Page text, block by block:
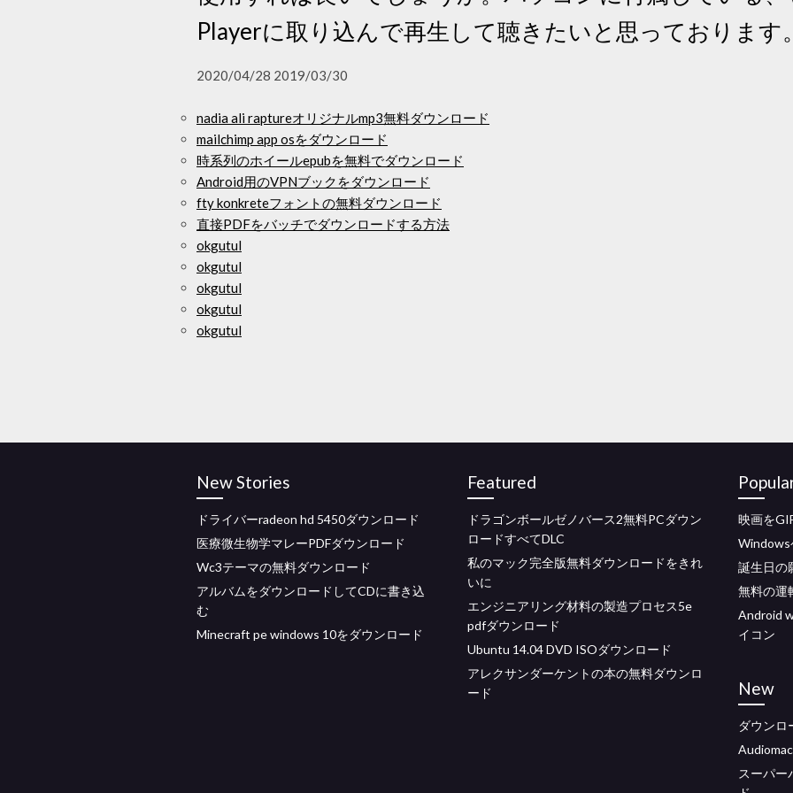
Playerに取り込んで再生して聴きたいと思っております
2020/04/28 2019/03/30
nadia ali raptureオリジナルmp3無料ダウンロード
mailchimp app osをダウンロード
時系列のホイールepubを無料でダウンロード
Android用のVPNブックをダウンロード
fty konkreteフォントの無料ダウンロード
直接PDFをバッチでダウンロードする方法
okgutul
okgutul
okgutul
okgutul
okgutul
New Stories
ドライバーradeon hd 5450ダウンロード
医療微生物学マレーPDFダウンロード
Wc3テーマの無料ダウンロード
アルバムをダウンロードしてCDに書き込
む
Minecraft pe windows 10をダウンロード
Featured
ドラゴンボールゼノバース2無料PCダウン
ロードすべてDLC
私のマック完全版無料ダウンロードをきれ
いに
エンジニアリング材料の製造プロセス5e
pdfダウンロード
Ubuntu 14.04 DVD ISOダウンロード
アレクサンダーケントの本の無料ダウンロ
ード
映画を
Windows
誕生日の
無料の運
Android
イコン
New
ダウンロ
スーパー